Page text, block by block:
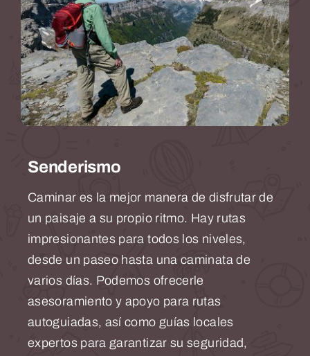
Senderismo
Caminar es la mejor manera de disfrutar de
un paisaje a su propio ritmo. Hay rutas
impresionantes para todos los niveles,
desde un paseo hasta una caminata de
varios días. Podemos ofrecerle
asesoramiento y apoyo para rutas
autoguiadas, así como guías locales
expertos para garantizar su seguridad,